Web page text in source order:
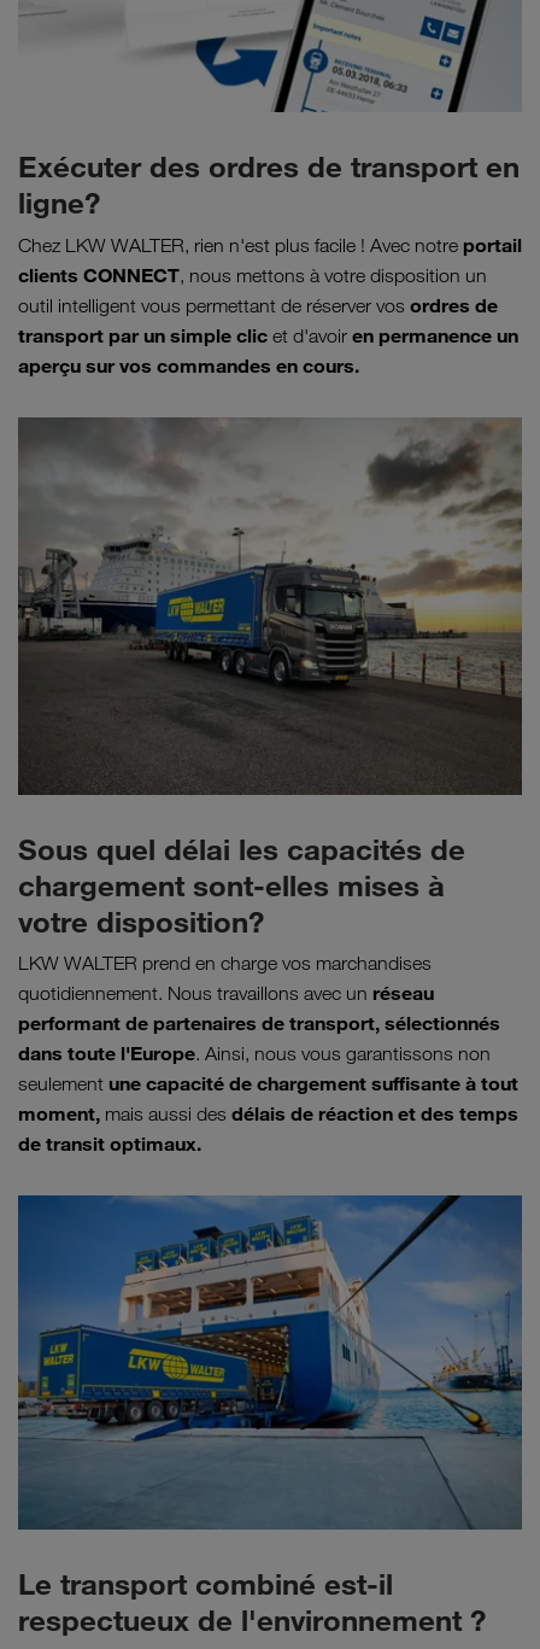
Exécuter des ordres de transport en
ligne?
Chez LKW WALTER, rien n'est plus facile ! Avec notre portail
clients CONNECT, nous mettons à votre disposition un
outil intelligent vous permettant de réserver vos ordres de
transport par un simple clic et d'avoir en permanence un
aperçu sur vos commandes en cours.
Sous quel délai les capacités de
chargement sont-elles mises à
votre disposition?
LKW WALTER prend en charge vos marchandises
quotidiennement. Nous travaillons avec un réseau
performant de partenaires de transport, sélectionnés
dans toute l'Europe. Ainsi, nous vous garantissons non
seulement une capacité de chargement suffisante à tout
moment, mais aussi des délais de réaction et des temps
de transit optimaux.
Le transport combiné est-il
respectueux de l'environnement ?